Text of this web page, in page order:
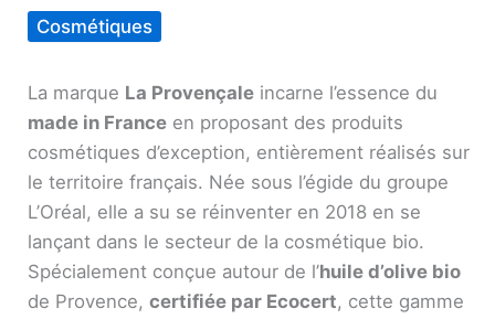
Cosmétiques
La marque La Provençale incarne l’essence du
made in France en proposant des produits
cosmétiques d’exception, entièrement réalisés sur
le territoire français. Née sous l’égide du groupe
L’Oréal, elle a su se réinventer en 2018 en se
lançant dans le secteur de la cosmétique bio.
Spécialement conçue autour de l’huile d’olive bio
de Provence, certifiée par Ecocert, cette gamme